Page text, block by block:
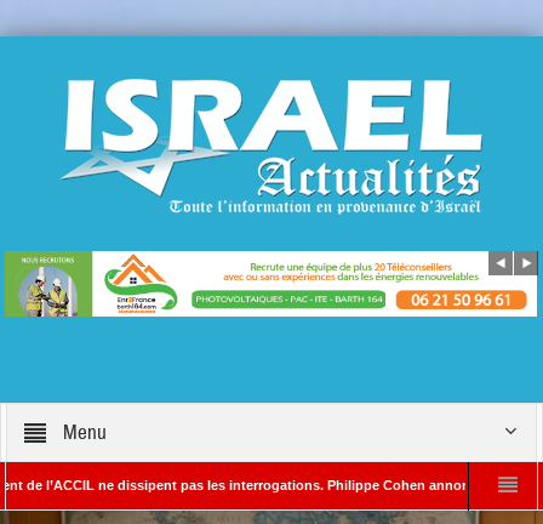
Menu
ne dissipent pas les interrogations. Philippe Cohen annonce se réserver le